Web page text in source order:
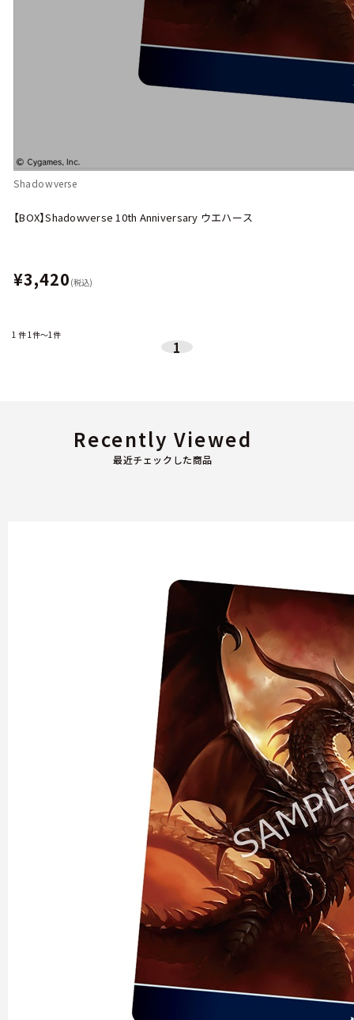
Shadowverse
【BOX】Shadowverse 10th Anniversary ウエハース
¥3,420 (税込)
1 件1件～1件
1
最近チェックした商品
Recently Viewed